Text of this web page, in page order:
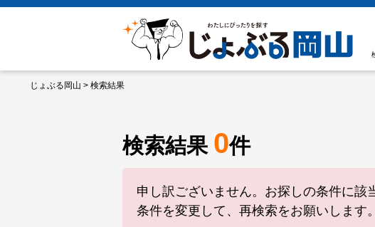
じょぶる岡山 > 検索結果
検索結果 0件
申し訳ございません。お探しの条件に該
条件を変更して、再検索をお願いします。